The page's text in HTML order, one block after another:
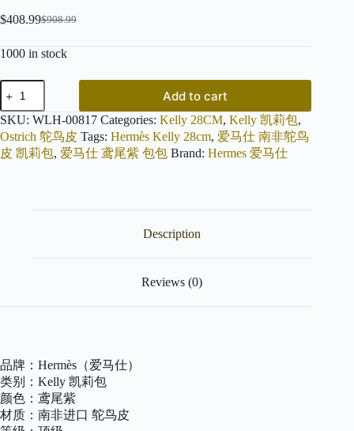
$908.99
Original
was:
$408.99Current
is:
1000 in stock
爱
马
仕
Kelly
28cm
鸢
鸟
蜜
蜡
线
顶
级
Add to cart
SKU: WLH-00817 Categories: Kelly 28CM, Kelly 凯莉包,
Ostrich 鸵鸟皮 Tags: Hermès Kelly 28cm, 爱马仕 南非鸵鸟
皮 凯莉包, 爱马仕 鸢尾紫 包包 Brand: Hermes 爱马仕
Description
Reviews (0)
品牌：Hermès（爱马仕）
类别：Kelly 凯莉包
颜色：鸢尾紫
材质：南非进口 鸵鸟皮